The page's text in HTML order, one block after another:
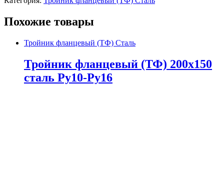
Похожие товары
Тройник фланцевый (ТФ) Сталь
Тройник фланцевый (ТФ) 200х150
сталь Ру10-Ру16